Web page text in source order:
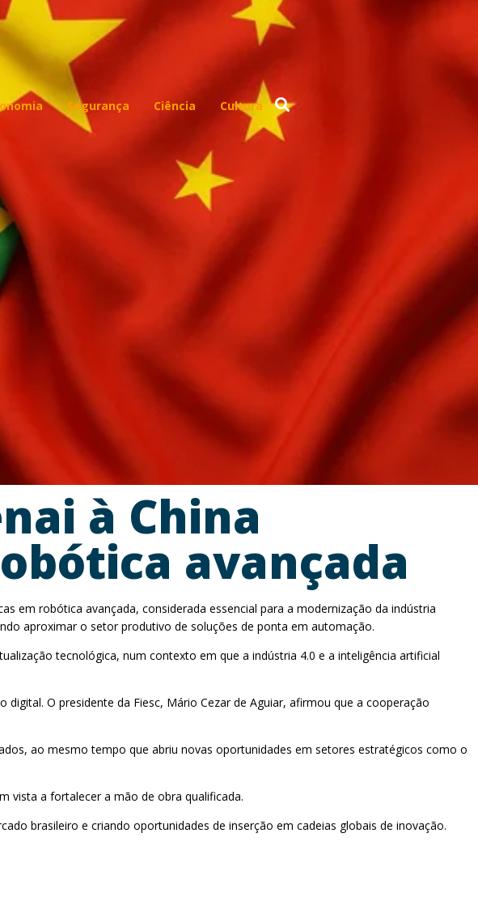
Segurança Ciência Cultura
à China
avançada
em robótica avançada, considerada essencial para a modernização da indústria
aproximar o setor produtivo de soluções de ponta em automação.
tecnológica, num contexto em que a indústria 4.0 e a inteligência artificial
O presidente da Fiesc, Mário Cezar de Aguiar, afirmou que a cooperação
ao mesmo tempo que abriu novas oportunidades em setores estratégicos como o
vista a fortalecer a mão de obra qualificada.
brasileiro e criando oportunidades de inserção em cadeias globais de inovação.